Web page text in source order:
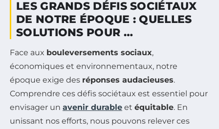
LES GRANDS DÉFIS SOCIÉTAUX
DE NOTRE ÉPOQUE : QUELLES
SOLUTIONS POUR …
Face aux bouleversements sociaux,
économiques et environnementaux, notre
époque exige des réponses audacieuses.
Comprendre ces défis sociétaux est essentiel pour
envisager un avenir durable et équitable. En
unissant nos efforts, nous pouvons relever ces